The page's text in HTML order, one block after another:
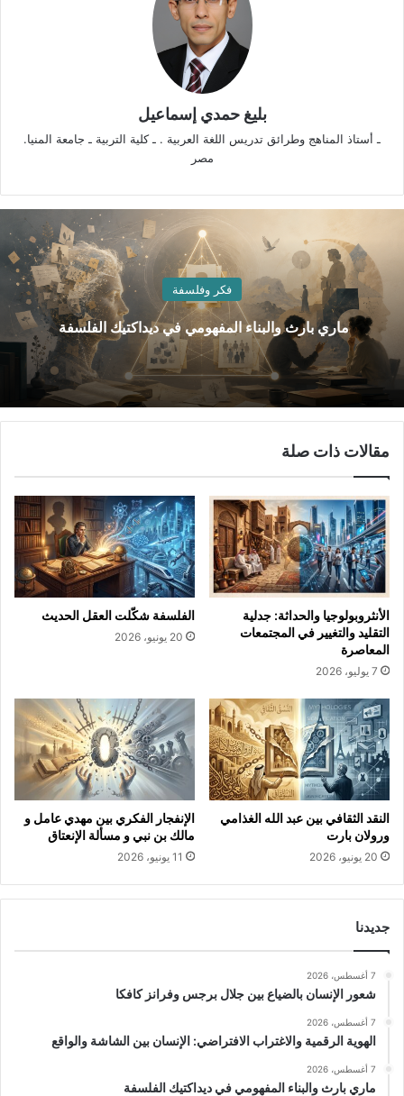
بليغ حمدي إسماعيل
ـ أستاذ المناهج وطرائق تدريس اللغة العربية . ـ كلية التربية ـ جامعة المنيا.
مصر
فكر وفلسفة
ماري بارث والبناء المفهومي في ديداكتيك الفلسفة
مقالات ذات صلة
الأنثروبولوجيا والحداثة: جدلية
التقليد والتغيير في المجتمعات
المعاصرة
7 يوليو، 2026
الفلسفة شكّلت العقل الحديث
20 يونيو، 2026
النقد الثقافي بين عبد الله الغذامي
ورولان بارت
20 يونيو، 2026
الإنفجار الفكري بين مهدي عامل و
مالك بن نبي و مسألة الإنعتاق
11 يونيو، 2026
جديدنا
7 أغسطس، 2026
شعور الإنسان بالضياع بين جلال برجس وفرانز كافكا
7 أغسطس، 2026
الهوية الرقمية والاغتراب الافتراضي: الإنسان بين الشاشة والواقع
7 أغسطس، 2026
ماري بارث والبناء المفهومي في ديداكتيك الفلسفة